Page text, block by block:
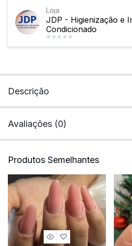
JDP - Higienização e
Condicionado
Loja
Descrição
Avaliações (0)
Produtos Semelhantes